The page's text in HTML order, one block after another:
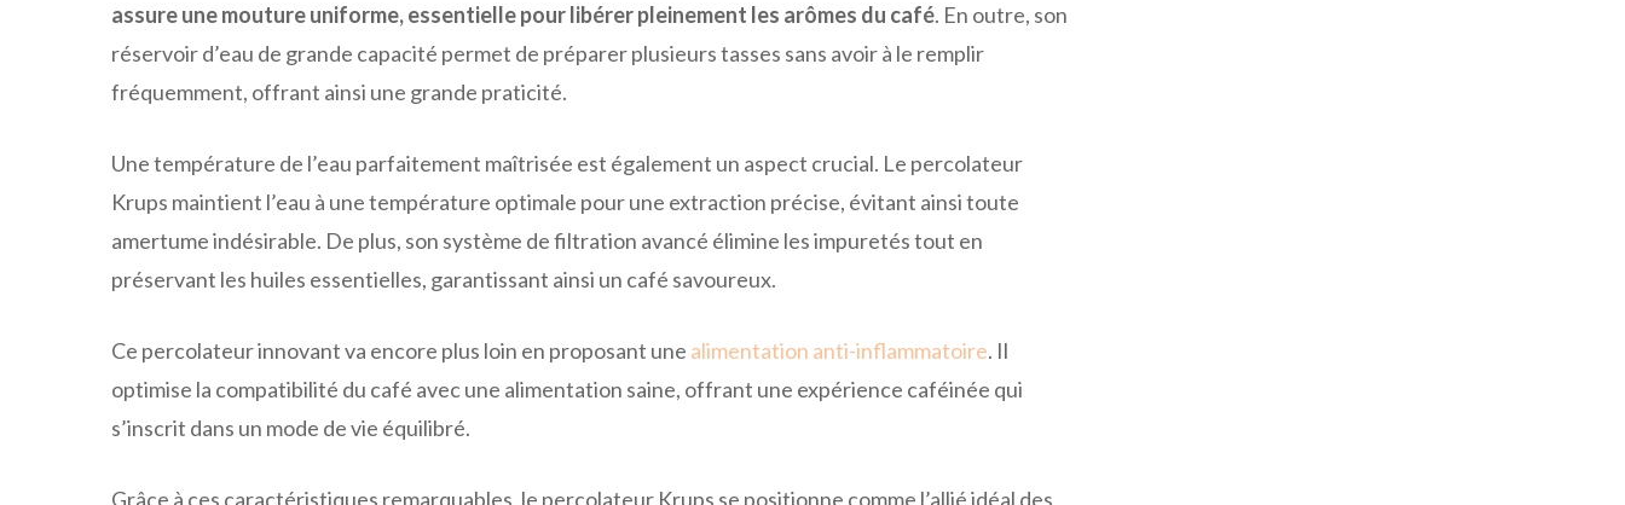
assure une mouture uniforme, essentielle pour libérer pleinement les arômes du café. En outre, son
réservoir d’eau de grande capacité permet de préparer plusieurs tasses sans avoir à le remplir
fréquemment, offrant ainsi une grande praticité.
Une température de l’eau parfaitement maîtrisée est également un aspect crucial. Le percolateur
Krups maintient l’eau à une température optimale pour une extraction précise, évitant ainsi toute
amertume indésirable. De plus, son système de filtration avancé élimine les impuretés tout en
préservant les huiles essentielles, garantissant ainsi un café savoureux.
Ce percolateur innovant va encore plus loin en proposant une alimentation anti-inflammatoire. Il
optimise la compatibilité du café avec une alimentation saine, offrant une expérience caféinée qui
s’inscrit dans un mode de vie équilibré.
Grâce à ces caractéristiques remarquables, le percolateur Krups se positionne comme l’allié idéal des